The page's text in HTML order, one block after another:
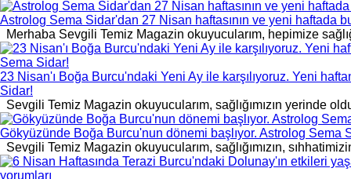
Astrolog Sema Sidar'dan 27 Nisan haftasının ve yeni haftada
Merhaba Sevgili Temiz Magazin okuyucularım, hepimize
23 Nisan'ı Boğa Burcu'ndaki Yeni Ay ile karşılıyoruz. Yeni
Sidar!
Sevgili Temiz Magazin okuyucularım, sağlığımızın yerinde
Gökyüzünde Boğa Burcu'nun dönemi başlıyor. Astrolog Sema
Sevgili Temiz Magazin okuyucularım, sağlığımızın,